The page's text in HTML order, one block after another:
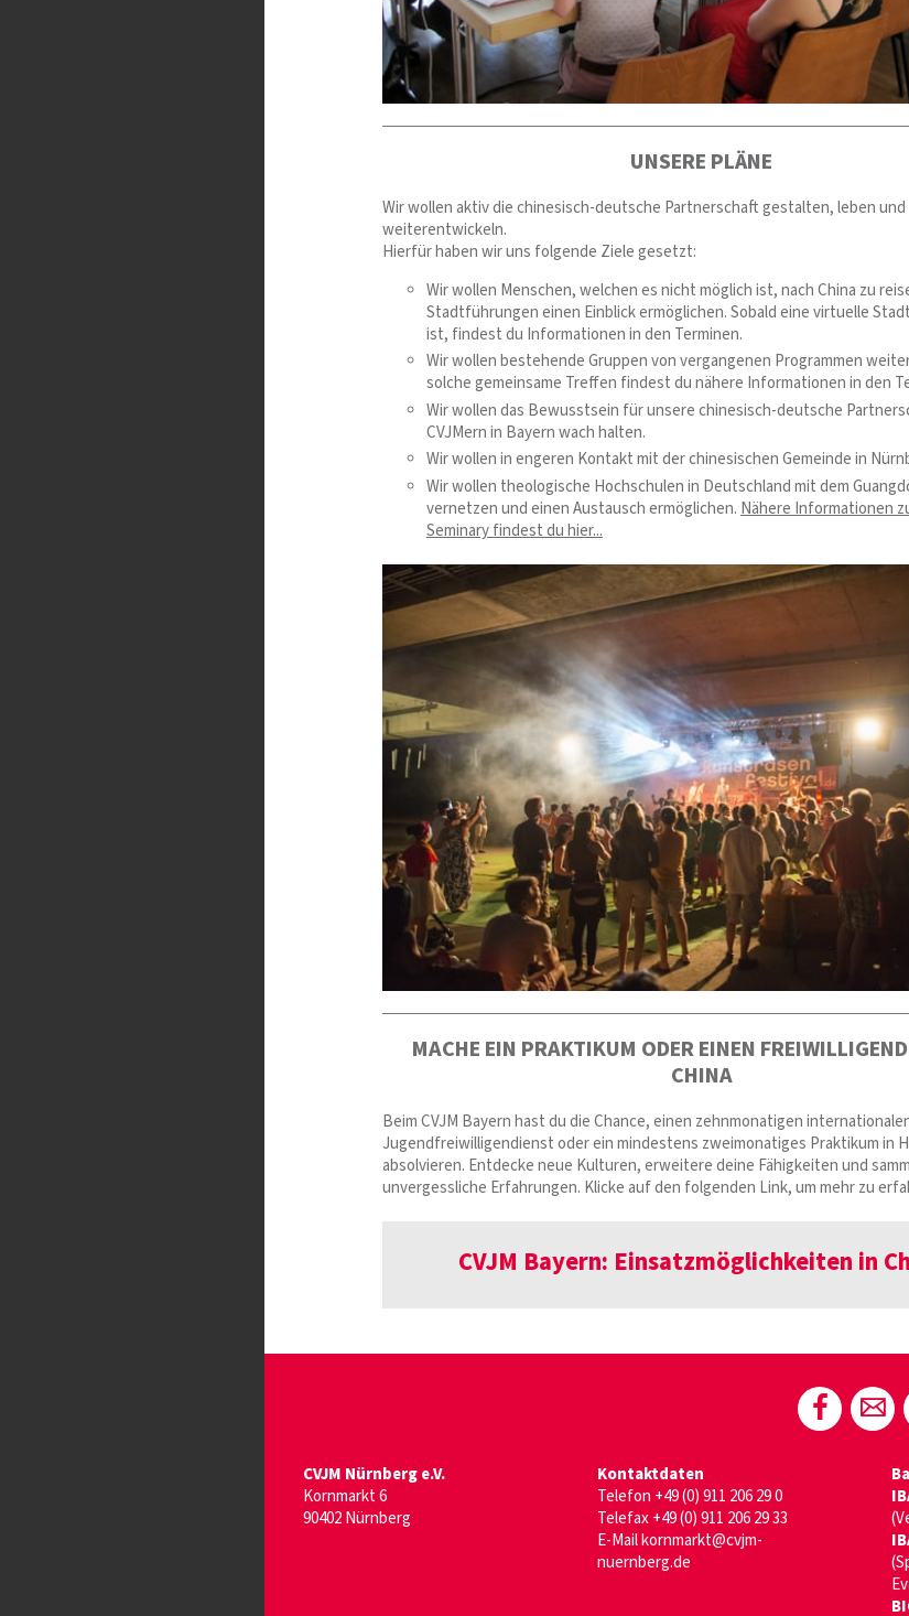
UNSERE PLÄNE
Wir wollen aktiv die chinesisch-deutsche Partnerschaft gestalten, leben und
weiterentwickeln.
Hierfür haben wir uns folgende Ziele gesetzt:
Wir wollen Menschen, welchen es nicht möglich ist, nach China zu
Stadtführungen einen Einblick ermöglichen. Sobald eine virtuelle
ist, findest du Informationen in den Terminen.
Wir wollen bestehende Gruppen von vergangenen Programmen
solche gemeinsame Treffen findest du nähere Informationen in den
Wir wollen das Bewusstsein für unsere chinesisch-deutsche
CVJMern in Bayern wach halten.
Wir wollen in engeren Kontakt mit der chinesischen Gemeinde in
Wir wollen theologische Hochschulen in Deutschland mit dem
vernetzen und einen Austausch ermöglichen. Nähere Informationen
Seminary findest du hier...
MACHE EIN PRAKTIKUM ODER EINEN
CHINA
Beim CVJM Bayern hast du die Chance, einen zehnmonatigen
Jugendfreiwilligendienst oder ein mindestens zweimonatiges Praktikum in
absolvieren. Entdecke neue Kulturen, erweitere deine Fähigkeiten und
unvergessliche Erfahrungen. Klicke auf den folgenden Link, um mehr zu
CVJM Bayern: Einsatzmöglichkeiten in
CVJM Nürnberg e.V.
Kornmarkt 6
90402 Nürnberg
Kontaktdaten
Telefon +49 (0) 911 206 29 0
Telefax +49 (0) 911 206 29 33
E-Mailkornmarkt@cvjm-
nuernberg.de